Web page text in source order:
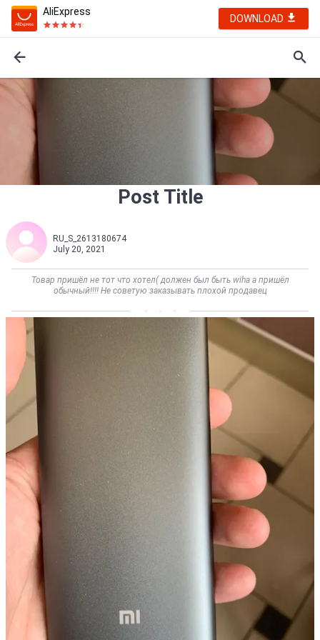
AliExpress
DOWNLOAD
Post Title
RU_S_2613180674
July 20, 2021
Товар пришёл не тот что хотел( должен был быть wiha а пришёл
обычный!!!! Не советую заказывать плохой продавец